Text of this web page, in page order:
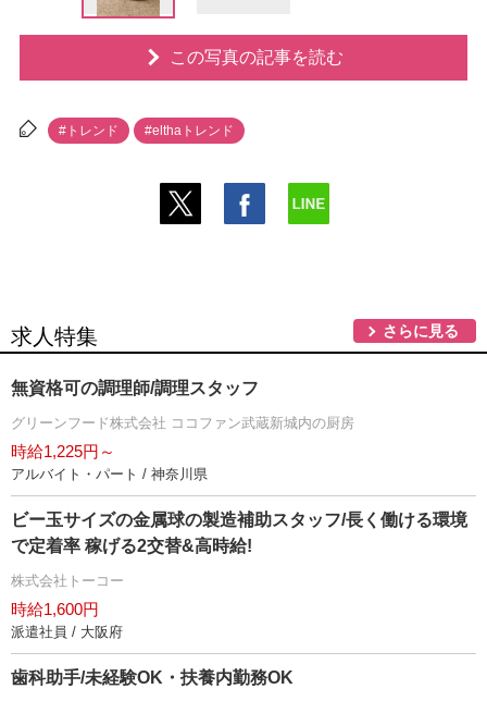
この写真の記事を読む
#トレンド #elthaトレンド
求人特集 さらに見る
無資格可の調理師/調理スタッフ
グリーンフード株式会社 ココファン武蔵新城内の厨房
時給1,225円～
アルバイト・パート / 神奈川県
ビー玉サイズの金属球の製造補助スタッフ/長く働ける環境
で定着率 稼げる2交替&高時給!
株式会社トーコー
時給1,600円
派遣社員 / 大阪府
歯科助手/未経験OK・扶養内勤務OK